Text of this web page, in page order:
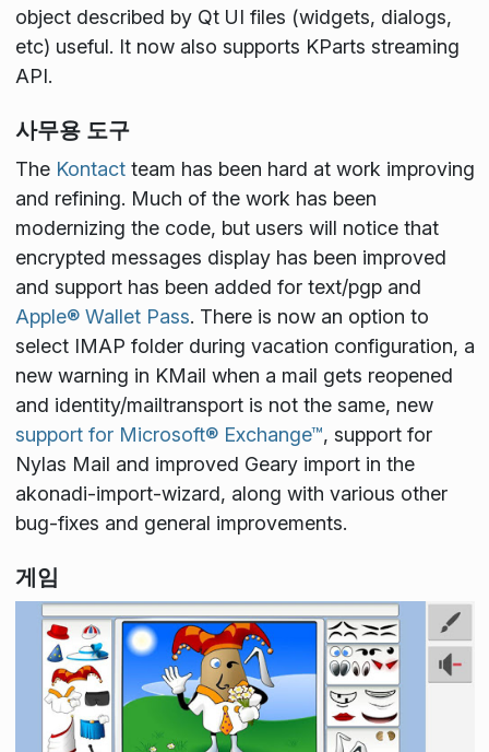
object described by Qt UI files (widgets, dialogs,
etc) useful. It now also supports KParts streaming
API.
사무용 도구
The Kontactteam has been hard at work improving
and refining. Much of the work has been
modernizing the code, but users will notice that
encrypted messages display has been improved
and support has been added for text/pgp and
Apple® Wallet Pass. There is now an option to
select IMAP folder during vacation configuration, a
new warning in KMail when a mail gets reopened
and identity/mailtransport is not the same, new
support for Microsoft® Exchange™, support for
Nylas Mail and improved Geary import in the
akonadi-import-wizard, along with various other
bug-fixes and general improvements.
게임